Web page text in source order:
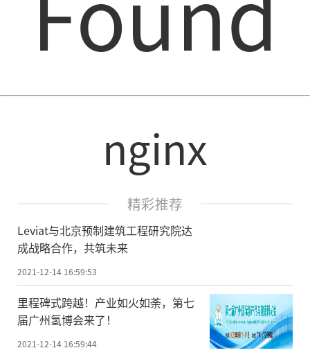
nginx
精彩推荐
Leviat与北京预制建筑工程研究院达
成战略合作，共筑未来
2021-12-14 16:59:53
里程碑式跨越！产业如火如荼，第七
届广州氢博会来了！
2021-12-14 16:59:44